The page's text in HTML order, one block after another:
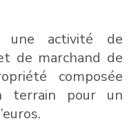
une activité de
de marchand de
composée
terrain pour un